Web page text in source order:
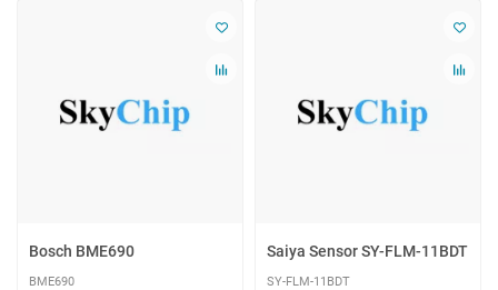
Bosch BME690
BME690
Saiya Sensor SY-FLM-11BDT
SY-FLM-11BDT